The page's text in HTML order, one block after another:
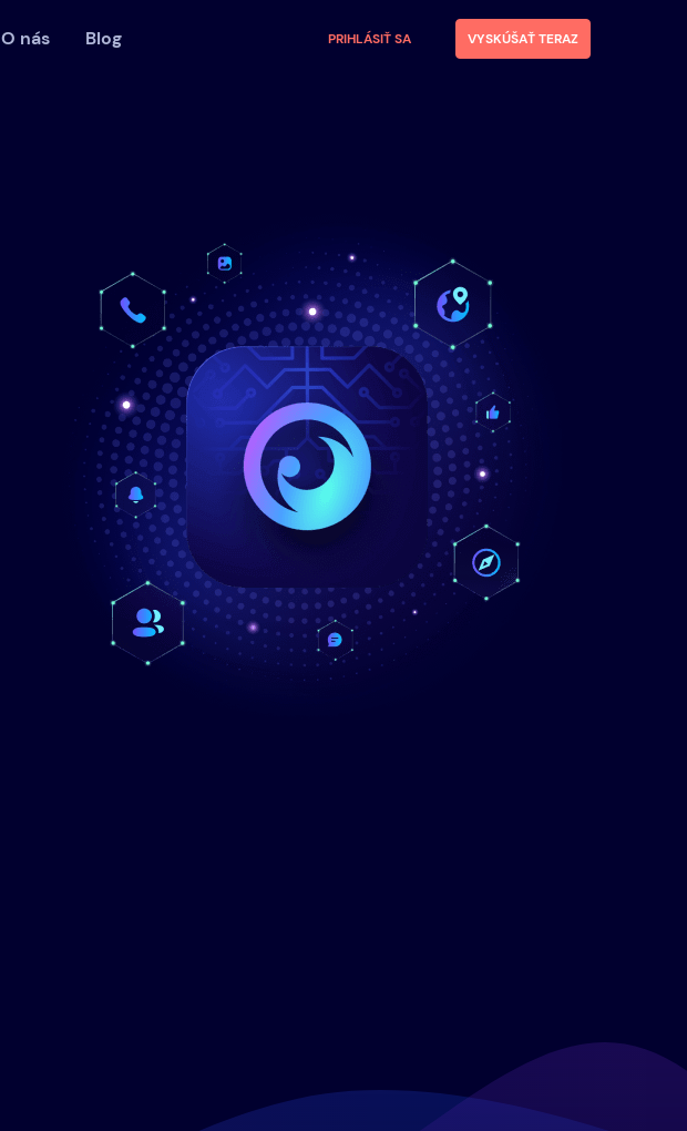
O nás Blog PRIHLÁSIŤ SA VYSKÚŠAŤ TERAZ